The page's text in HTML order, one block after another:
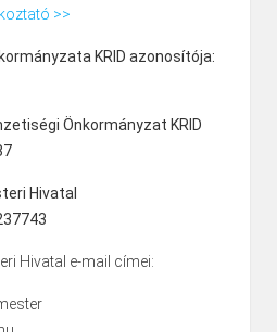
>>
KRID azonosítója:
Önkormányzat KRID
Hivatal
Hivatal e-mail címei: